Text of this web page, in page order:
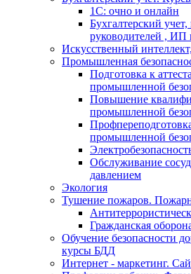
1С: очно и онлайн
Бухгалтерский
руководителей , ИП
Искусственный
Промышленная
Подготовка к
промышленной
Повышение
промышленной
промышленной
Обслуживание
давлением
Экология
Тушение пожаров.
Гражданская
Обучение безопасности
курсы БДД
Интернет - маркетинг.